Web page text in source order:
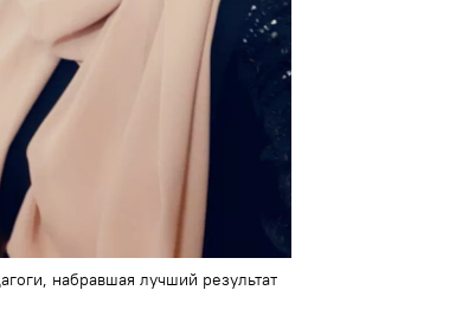
набравшая лучший результат